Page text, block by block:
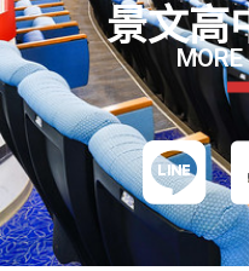
景文高